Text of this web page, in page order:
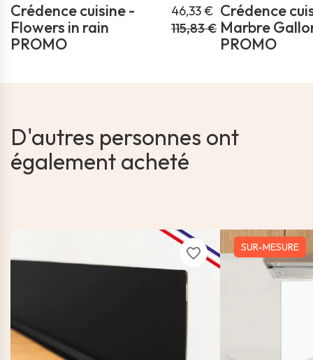
Crédence cuisine -
Flowers in rain
PROMO
46,33 €
115,83 €
Crédence
Marbre
PROMO
D'autres personnes ont
également acheté
favorite_border SUR-MESURE